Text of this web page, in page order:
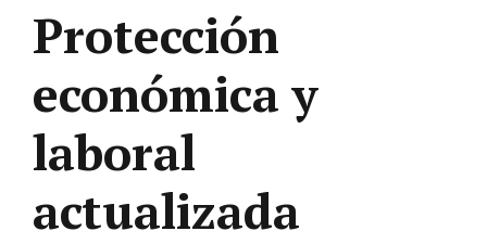
Protección
económica y
laboral
actualizada